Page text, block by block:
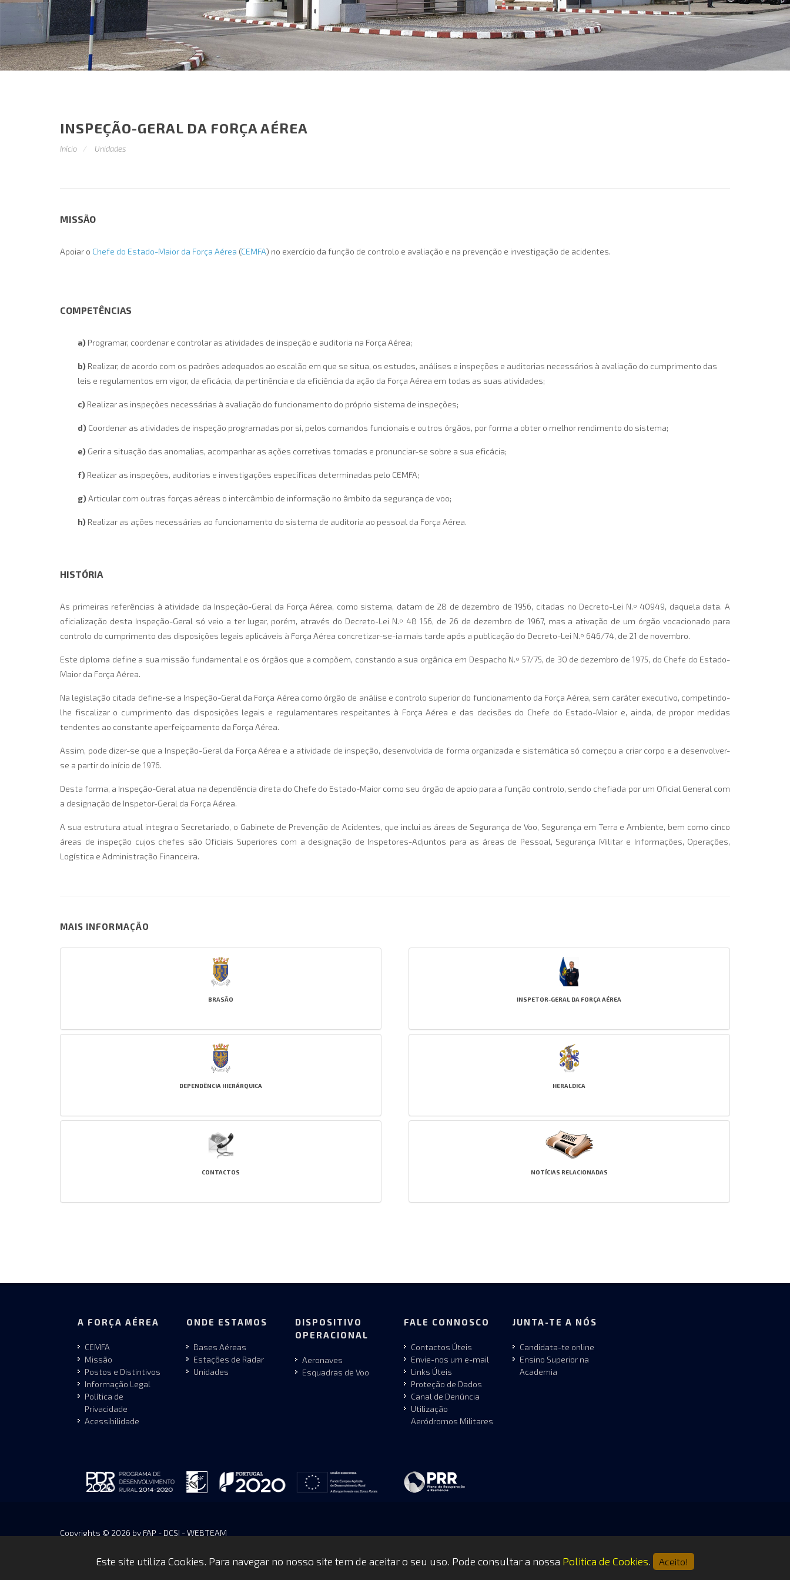
INSPEÇÃO-GERAL DA FORÇA AÉREA
Início Unidades
MISSÃO
Apoiar o Chefe do Estado-Maior da Força Aérea (CEMFA) no exercício da função de controlo e avaliação e na prevenção e investigação de acidentes.
COMPETÊNCIAS
a) Programar, coordenar e controlar as atividades de inspeção e auditoria na Força Aérea;
b) Realizar, de acordo com os padrões adequados ao escalão em que se situa, os estudos, análises e inspeções e auditorias necessários à avaliação do cumprimento das
leis e regulamentos em vigor, da eficácia, da pertinência e da eficiência da ação da Força Aérea em todas as suas atividades;
c) Realizar as inspeções necessárias à avaliação do funcionamento do próprio sistema de inspeções;
d) Coordenar as atividades de inspeção programadas por si, pelos comandos funcionais e outros órgãos, por forma a obter o melhor rendimento do sistema;
e) Gerir a situação das anomalias, acompanhar as ações corretivas tomadas e pronunciar-se sobre a sua eficácia;
f) Realizar as inspeções, auditorias e investigações específicas determinadas pelo CEMFA;
g)Articular com outras forças aéreas o intercâmbio de informação no âmbito da segurança de voo;
h) Realizar as ações necessárias ao funcionamento do sistema de auditoria ao pessoal da Força Aérea.
HISTÓRIA
As primeiras referências à atividade da Inspeção-Geral da Força Aérea, como sistema, datam de 28 de dezembro de 1956, citadas no Decreto-Lei N.º 40949, daquela data. A
oficialização desta Inspeção-Geral só veio a ter lugar, porém, através do Decreto-Lei N.º 48 156, de 26 de dezembro de 1967, mas a ativação de um órgão vocacionado para
controlo do cumprimento das disposições legais aplicáveis à Força Aérea concretizar-se-ia mais tarde após a publicação do Decreto-Lei N.º 646/74, de 21 de novembro.
Este diploma define a sua missão fundamental e os órgãos que a compõem, constando a sua orgânica em Despacho N.º 57/75, de 30 de dezembro de 1975, do Chefe do Estado-
Maior da Força Aérea.
Na legislação citada define-se a Inspeção-Geral da Força Aérea como órgão de análise e controlo superior do funcionamento da Força Aérea, sem caráter executivo, competindo-
lhe fiscalizar o cumprimento das disposições legais e regulamentares respeitantes à Força Aérea e das decisões do Chefe do Estado-Maior e, ainda, de propor medidas
tendentes ao constante aperfeiçoamento da Força Aérea.
Assim, pode dizer-se que a Inspeção-Geral da Força Aérea e a atividade de inspeção, desenvolvida de forma organizada e sistemática só começou a criar corpo e a desenvolver-
se a partir do início de 1976.
Desta forma, a Inspeção-Geral atua na dependência direta do Chefe do Estado-Maior como seu órgão de apoio para a função controlo, sendo chefiada por um Oficial General com
a designação de Inspetor-Geral da Força Aérea.
A sua estrutura atual integra o Secretariado, o Gabinete de Prevenção de Acidentes, que inclui as áreas de Segurança de Voo, Segurança em Terra e Ambiente, bem como cinco
áreas de inspeção cujos chefes são Oficiais Superiores com a designação de Inspetores-Adjuntos para as áreas de Pessoal, Segurança Militar e Informações, Operações,
Logística e Administração Financeira.
MAIS INFORMAÇÃO
BRASÃO INSPETOR-GERAL DA FORÇA AÉREA
DEPENDÊNCIA HIERÁRQUICA HERALDICA
CONTACTOS NOTÍCIAS RELACIONADAS
A FORÇA AÉREA
CEMFA
Missão
Postos e Distintivos
Informação Legal
Política de
Privacidade
Acessibilidade
ONDE ESTAMOS
Bases Aéreas
Estações de Radar
Unidades
DISPOSITIVO
OPERACIONAL
Aeronaves
Esquadras de Voo
FALE CONNOSCO
Contactos Úteis
Envie-nos um e-mail
Links Úteis
Proteção de Dados
Canal de Denúncia
Utilização
Aeródromos Militares
JUNTA-TE A NÓS
Candidata-te online
Ensino Superior na
Academia
Copyrights © 2026 by FAP - DCSI - WEBTEAM
Este site utiliza Cookies. Para navegar no nosso site tem de aceitar o seu uso. Pode consultar a nossa Politica de Cookies. Aceito!